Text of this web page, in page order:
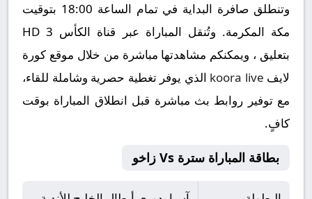
وتنطلق صافرة البداية في تمام الساعة 18:00 بتوقيت
مكة المكرمة. وتُنقل المباراة عبر قناة الكأس 3 HD
بتعليق ، ويمكنكم مشاهدتها مباشرة من خلال موقع كورة
لايف koora live الذي يوفر تغطية حصرية وشاملة للقاء،
مع توفير روابط بث مباشرة قبل انطلاق المباراة بوقت
كافٍ.
بطاقة المباراة سترة Vs زاخو